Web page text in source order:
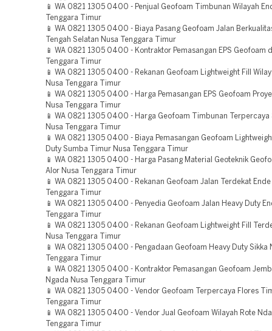
📱 WA 0821 1305 0400 - Penjual Geofoam Timbunan Wilayah
Tenggara Timur
📱 WA 0821 1305 0400 - Biaya Pasang Geofoam Jalan
Tengah Selatan Nusa Tenggara Timur
📱 WA 0821 1305 0400 - Kontraktor Pemasangan EPS Geofoam
Tenggara Timur
📱 WA 0821 1305 0400 - Rekanan Geofoam Lightweight Fill
Nusa Tenggara Timur
📱 WA 0821 1305 0400 - Harga Pemasangan EPS Geofoam
Nusa Tenggara Timur
📱 WA 0821 1305 0400 - Harga Geofoam Timbunan Terpercaya
Nusa Tenggara Timur
📱 WA 0821 1305 0400 - Biaya Pemasangan Geofoam
Duty Sumba Timur Nusa Tenggara Timur
📱 WA 0821 1305 0400 - Harga Pasang Material Geoteknik
Alor Nusa Tenggara Timur
📱 WA 0821 1305 0400 - Rekanan Geofoam Jalan Terdekat Ende
Tenggara Timur
📱 WA 0821 1305 0400 - Penyedia Geofoam Jalan Heavy Duty
Tenggara Timur
📱 WA 0821 1305 0400 - Rekanan Geofoam Lightweight Fill
Nusa Tenggara Timur
📱 WA 0821 1305 0400 - Pengadaan Geofoam Heavy Duty Sikka
Tenggara Timur
📱 WA 0821 1305 0400 - Kontraktor Pemasangan Geofoam
Ngada Nusa Tenggara Timur
📱 WA 0821 1305 0400 - Vendor Geofoam Terpercaya Flores
Tenggara Timur
📱 WA 0821 1305 0400 - Vendor Jual Geofoam Wilayah Rote
Tenggara Timur